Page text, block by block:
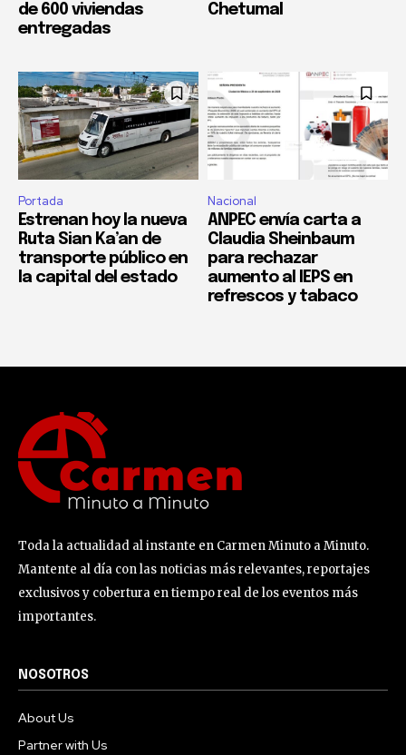
de 600 viviendas
entregadas
Chetumal
Portada
Estrenan hoy la nueva
Ruta Sian Ka’an de
transporte público en
la capital del estado
Nacional
ANPEC envía carta a
Claudia Sheinbaum
para rechazar
aumento al IEPS en
refrescos y tabaco
Toda la actualidad al instante en Carmen Minuto a Minuto.
Mantente al día con las noticias más relevantes, reportajes
exclusivos y cobertura en tiempo real de los eventos más
importantes.
NOSOTROS
About Us
Partner with Us